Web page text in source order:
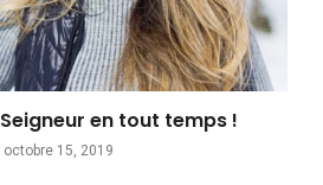
en tout temps !
octobre 15, 2019